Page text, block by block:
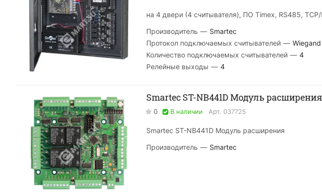
на 4 двери (4 считывателя), ПО Timex, RS485,
Производитель — Smartec
Протокол подключаемых считывателей —
Количество подключаемых считывателей — 4
Релейные выходы — 4
Smartec ST-NB441D Модуль расширения
0 В наличии Арт. 037725
Smartec ST-NB441D Модуль расширения
Производитель — Smartec